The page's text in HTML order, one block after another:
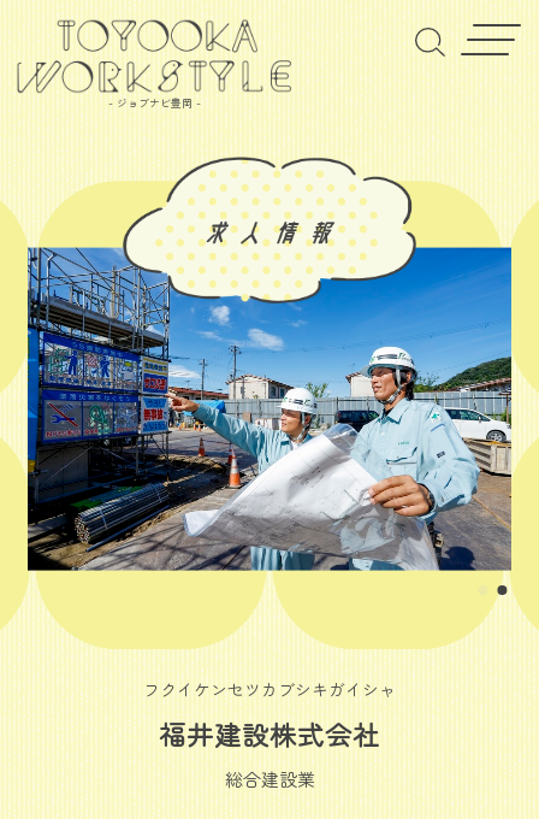
- ジョブナビ豊岡 -
フクイケンセツカブシキガイシャ
福井建設株式会社
総合建設業